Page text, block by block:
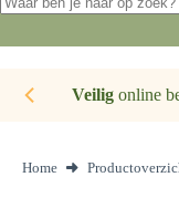
resultaten
Veiligonline
Home